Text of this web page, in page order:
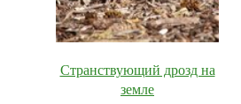
Странствующий дрозд на
земле